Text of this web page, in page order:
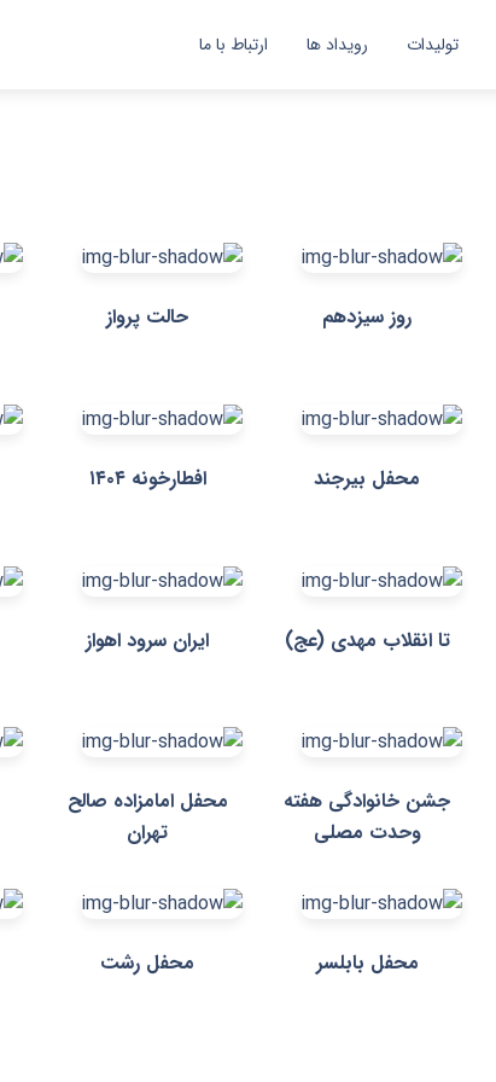
تولیدات رویداد ها ارتباط با ما
روز سیزدهم حالت پرواز
محفل بیرجند افطارخونه ۱۴۰۴
تا انقلاب مهدی (عج) ایران سرود اهواز
جشن خانوادگی هفته
وحدت مصلی
محفل امامزاده صالح
تهران
محفل بابلسر محفل رشت